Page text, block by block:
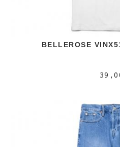
BELLEROSE